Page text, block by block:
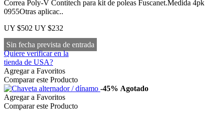
Correa Poly-V Contitech para kit de poleas Fuscanet.Medida 4pk
0955Otras aplicac..
UY $502 UY $232
Sin fecha prevista de entrada
Quiere verificar en la
tienda de USA?
Agregar a Favoritos
Comparar este Producto
-45% Agotado
Agregar a Favoritos
Comparar este Producto